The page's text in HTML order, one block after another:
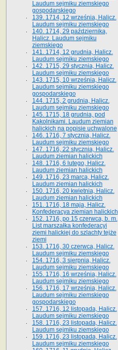
Laudum sejmiku ziemskiego
gospodarskiego
139. 1714, 12 września, Halicz.
Laudum sejmiku ziemskiego
140. 1714, 29 października,
Halicz. Laudum sejmiku
ziemskiego
141. 1714, 12 grudnia, Halicz.
Laudum sejmiku ziemskiego
142. 1715, 29 stycznia, Halicz.
Laudum sejmiku ziemskiego
143. 1715, 10 września, Halicz.
Laudum sejmiku ziemskiego
gospodarskiego
144. 1715, 2 grudnia, Halicz.
Laudum sejmiku ziemskiego
145. 1715, 18 grudnia, pod
Kąkolnikami. Laudum ziemian
halickich na popisie uchwalone
146. 1716, 7 stycznia, Halicz.
Laudum sejmiku ziemskiego
147. 1716, 22 stycznia, Halicz.
Laudum ziemian halickich
148. 1716, 6 lutego, Halicz.
Laudum ziemian halickich
149. 1716, 23 marca, Halicz.
Laudum ziemian halickich
150. 1716, 20 kwietnia, Halicz.
Laudum ziemian halickich
151. 1716, 18 maja, Halicz.
Konfederacya ziemian halickich
152. 1716, po 15 czerwca, b. m.
List marszałka konfederacyi
ziemi halickiej do szlachty tejże
ziemi
153. 1716, 30 czerwca, Halicz.
Laudum sejmiku ziemskiego
154. 1716, 3 sierpnia, Halicz.
Laudum sejmiku ziemskiego
155. 1716, 16 września, Halicz.
Laudum sejmiku ziemskiego
156. 1716, 17 września, Halicz.
Laudum sejmiku ziemskiego
gospodarskiego
157. 1716, 12 listopada, Halicz.
Laudum sejmiku ziemskiego
158. 1716, 23 listopada, Halicz.
Laudum sejmiku ziemskiego
159. 1716, 23 listopada, Halicz.
Laudum sejmiku ziemskiego